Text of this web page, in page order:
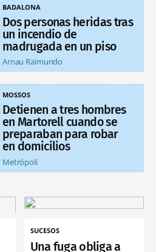
BADALONA
Dos personas heridas tras
un incendio de
madrugada en un piso
Arnau Raimundo
MOSSOS
Detienen a tres hombres
en Martorell cuando se
preparaban para robar
en domicilios
Metrópoli
SUCESOS
Una fuga obliga a